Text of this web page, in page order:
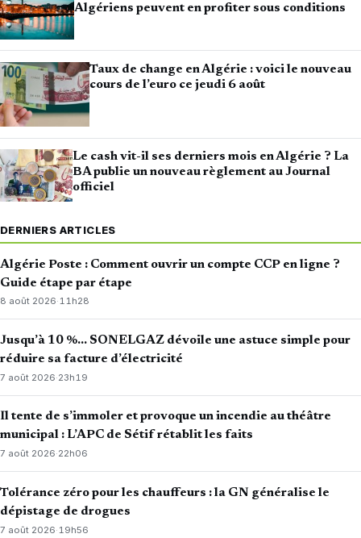
Algériens peuvent en profiter sous conditions
Taux de change en Algérie : voici le nouveau
cours de l’euro ce jeudi 6 août
Le cash vit-il ses derniers mois en Algérie ? La
BA publie un nouveau règlement au Journal
officiel
DERNIERS ARTICLES
Algérie Poste : Comment ouvrir un compte CCP en ligne ?
Guide étape par étape
8 août 2026·11h28
Jusqu’à 10 %… SONELGAZ dévoile une astuce simple pour
réduire sa facture d’électricité
7 août 2026·23h19
Il tente de s’immoler et provoque un incendie au théâtre
municipal : L’APC de Sétif rétablit les faits
7 août 2026·22h06
Tolérance zéro pour les chauffeurs : la GN généralise le
dépistage de drogues
7 août 2026· 19h56